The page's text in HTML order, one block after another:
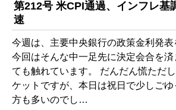
第212号 米CPI通過、インフレ基
速
今週は、主要中央銀行の政策金利発表
今回はそんな中一足先に決定会合を
ても触れています。 だんだん慌ただ
ケットですが、本日は祝日で少しご
方も多いのでし…